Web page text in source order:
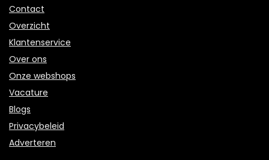
Contact
Overzicht
Klantenservice
Over ons
Onze webshops
Vacature
Blogs
Privacybeleid
Adverteren